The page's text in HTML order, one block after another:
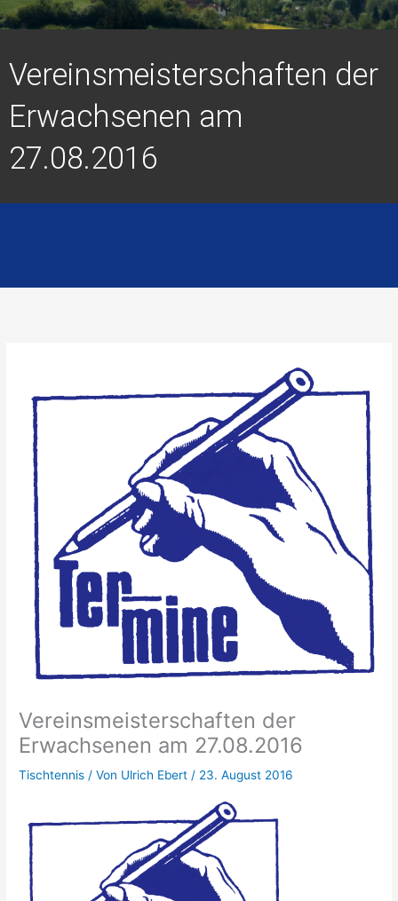
Vereinsmeisterschaften der
Erwachsenen am
27.08.2016
Vereinsmeisterschaften der
Erwachsenen am 27.08.2016
Tischtennis / Von Ulrich Ebert/ 23. August 2016